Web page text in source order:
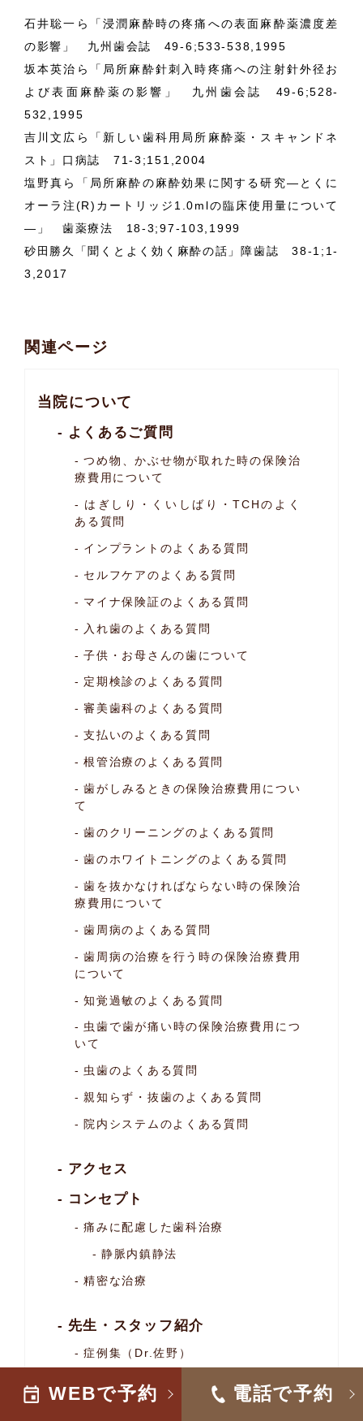
石井聡一ら「浸潤麻酔時の疼痛への表面麻酔薬濃度差
の影響」 九州歯会誌 49-6;533-538,1995
坂本英治ら「局所麻酔針刺入時疼痛への注射針外径お
よび表面麻酔薬の影響」 九州歯会誌 49-6;528-
532,1995
吉川文広ら「新しい歯科用局所麻酔薬・スキャンドネ
スト」口病誌 71-3;151,2004
塩野真ら「局所麻酔の麻酔効果に関する研究―とくに
オーラ注(R)カートリッジ1.0mlの臨床使用量について
―」 歯薬療法 18-3;97-103,1999
砂田勝久「聞くとよく効く麻酔の話」障歯誌 38-1;1-
3,2017
関連ページ
当院について
よくあるご質問
つめ物、かぶせ物が取れた時の保険治
療費用について
はぎしり・くいしばり・TCHのよく
ある質問
インプラントのよくある質問
セルフケアのよくある質問
マイナ保険証のよくある質問
入れ歯のよくある質問
子供・お母さんの歯について
定期検診のよくある質問
審美歯科のよくある質問
支払いのよくある質問
根管治療のよくある質問
歯がしみるときの保険治療費用につい
て
歯のクリーニングのよくある質問
歯のホワイトニングのよくある質問
歯を抜かなければならない時の保険治
療費用について
歯周病のよくある質問
歯周病の治療を行う時の保険治療費用
について
知覚過敏のよくある質問
虫歯で歯が痛い時の保険治療費用につ
いて
虫歯のよくある質問
親知らず・抜歯のよくある質問
院内システムのよくある質問
アクセス
コンセプト
痛みに配慮した歯科治療
静脈内鎮静法
精密な治療
先生・スタッフ紹介
症例集（Dr.佐野）
当院の設備
WEBで予約 電話で予約